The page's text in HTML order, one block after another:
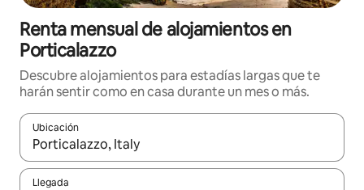
Renta mensual de alojamientos en
Porticalazzo
Descubre alojamientos para estadías largas que te
harán sentir como en casa durante un mes o más.
Ubicación
Cuando los resultados estén disponibles, navega con las
Llegada